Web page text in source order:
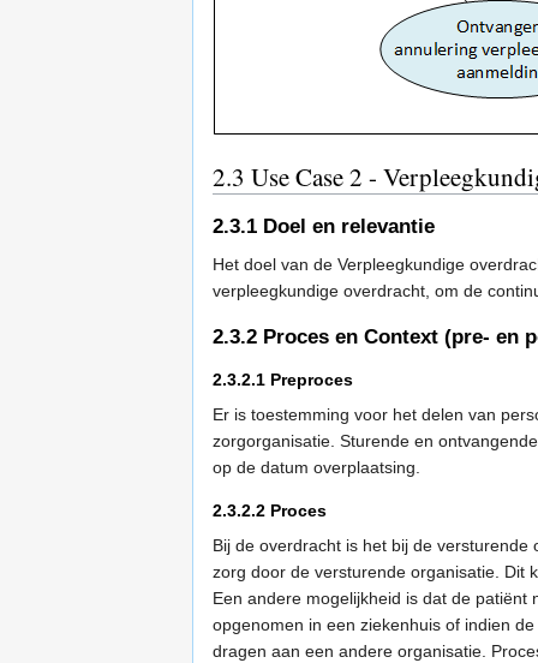
2.3 Use Case 2 -
2.3.1 Doel en relevantie
Het doel van de Verpleegkundige
verpleegkundige overdracht, om de
2.3.2 Proces en Context (pre- en
2.3.2.1 Preproces
Er is toestemming voor het delen van
zorgorganisatie. Sturende en
op de datum overplaatsing.
2.3.2.2 Proces
Bij de overdracht is het bij de
zorg door de versturende organisatie. Dit
Een andere mogelijkheid is dat de
opgenomen in een ziekenhuis of indien
dragen aan een andere organisatie.